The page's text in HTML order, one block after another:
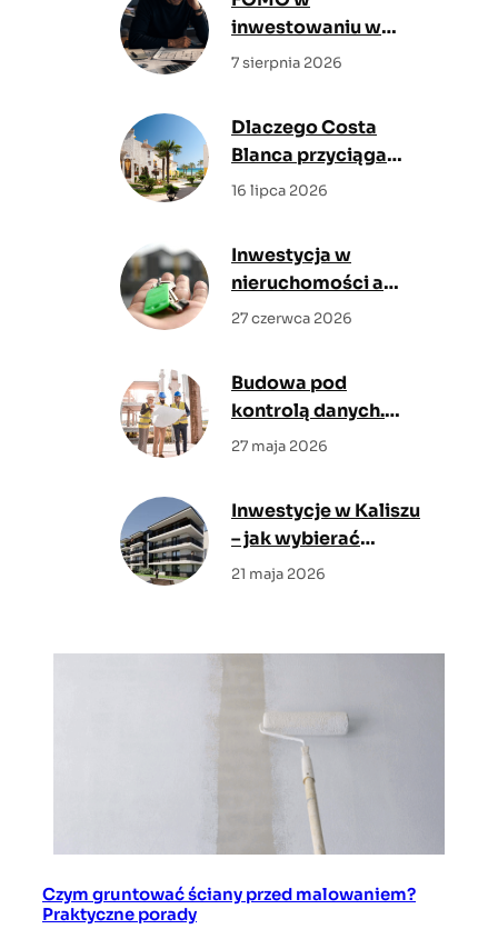
inwestowaniu w
nieruchomości. Jak
wpływem emocji?
7 sierpnia 2026
Dlaczego Costa
Blanca przyciąga
kupujących z Polski?
16 lipca 2026
Inwestycja w
nieruchomości a
inflacja – jak chronić
czasach?
27 czerwca 2026
Budowa pod
kontrolą danych.
Analizy rynkowe
największy efekt
27 maja 2026
Inwestycje w Kaliszu
– jak wybierać
mieszkanie z myślą o
21 maja 2026
Czym gruntować ściany przed malowaniem?
Praktyczne porady